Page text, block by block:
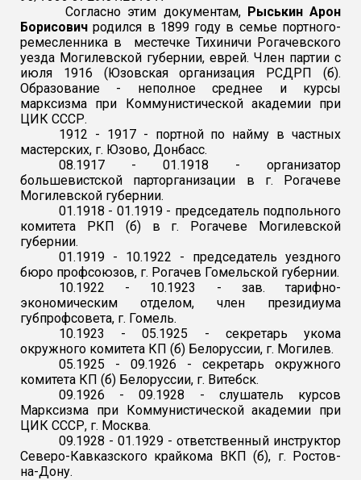
Согласно этим документам, Рыськин Арон
Борисович родился в 1899 году в семье портного-
ремесленника в местечке Тихиничи Рогачевского
уезда Могилевской губернии, еврей. Член партии с
июля 1916 (Юзовская организация РСДРП (б).
Образование - неполное среднее и курсы
марксизма при Коммунистической академии при
ЦИК СССР.
1912 - 1917 - портной по найму в частных
мастерских, г. Юзово, Донбасс.
08.1917 - 01.1918 - организатор
большевистской парторганизации в г. Рогачеве
Могилевской губернии.
01.1918 - 01.1919 - председатель подпольного
комитета РКП (б) в г. Рогачеве Могилевской
губернии.
01.1919 - 10.1922 - председатель уездного
бюро профсоюзов, г. Рогачев Гомельской губернии.
10.1922 - 10.1923 - зав. тарифно-
экономическим отделом, член президиума
губпрофсовета, г. Гомель.
10.1923 - 05.1925 - секретарь укома
окружного комитета КП (б) Белоруссии, г. Могилев.
05.1925 - 09.1926 - секретарь окружного
комитета КП (б) Белоруссии, г. Витебск.
09.1926 - 09.1928 - слушатель курсов
Марксизма при Коммунистической академии при
ЦИК СССР, г. Москва.
09.1928 - 01.1929 - ответственный инструктор
Северо-Кавказского крайкома ВКП (б), г. Ростов-
на-Дону.